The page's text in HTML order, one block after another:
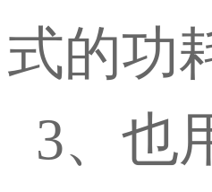
式的功
3、也